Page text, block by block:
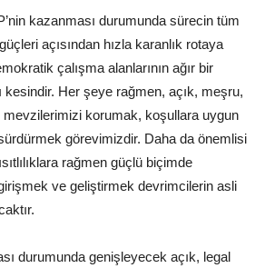
kazanması durumunda sürecin tüm
açısından hızla karanlık rotaya
çalışma alanlarının ağır bir
kesindir. Her şeye rağmen, açık, meşru,
korumak, koşullara uygun
görevimizdir. Daha da önemlisi
rağmen güçlü biçimde
ve geliştirmek devrimcilerin asli
durumunda genişleyecek açık, legal